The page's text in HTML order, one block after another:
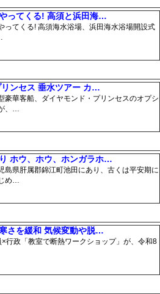
ってくる! 高須と浜田海…
てくる! 高須海水浴場、浜田海水浴場開設式
ンセス 垂水ツアー カ…
華客船、ダイヤモンド・プリンセスのオプシ
、…
ホウ、ホウ、ホンガラホ…
県肝属郡錦江町池田にあり、古くは平安期に
め…
さを緩和 気候変動や脱…
行政「教室で断熱ワークショップ」が、令和8